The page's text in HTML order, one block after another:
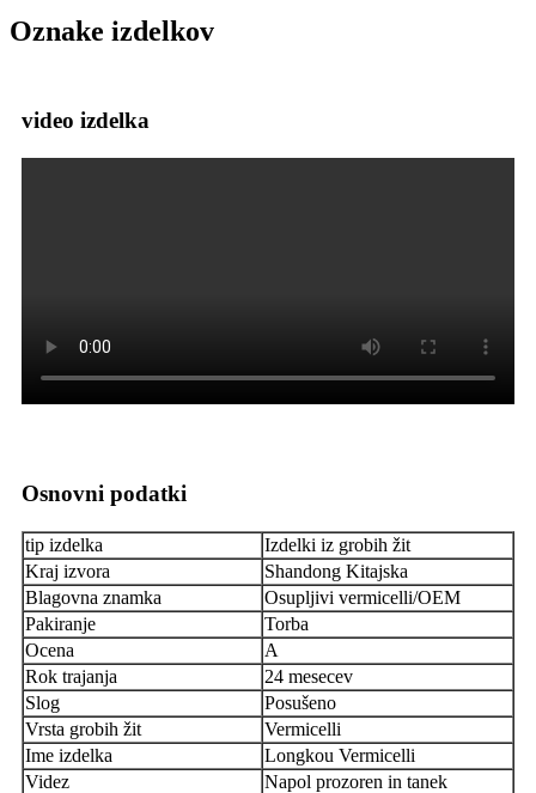
Oznake izdelkov
video izdelka
Osnovni podatki
tip izdelka
Izdelki iz grobih žit
Kraj izvora
Shandong Kitajska
Blagovna znamka
Osupljivi vermicelli/OEM
Pakiranje
Torba
Ocena
A
Rok trajanja
24 mesecev
Slog
Posušeno
Vrsta grobih žit
Vermicelli
Ime izdelka
Longkou Vermicelli
Videz
Napol prozoren in tanek